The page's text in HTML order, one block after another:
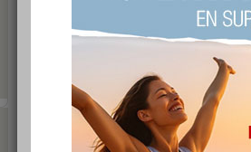
En mode speed
publié le 20/09/2011 à 06:49